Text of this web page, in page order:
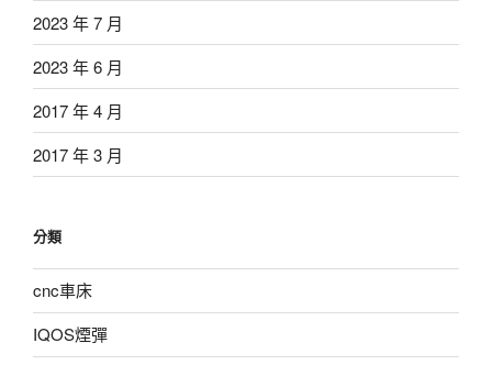
2023 年 7 月
2023 年 6 月
2017 年 4 月
2017 年 3 月
分類
cnc車床
IQOS煙彈